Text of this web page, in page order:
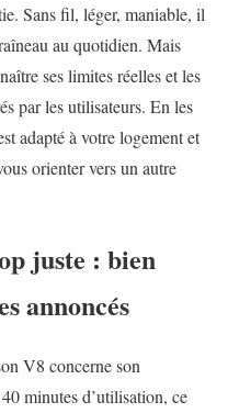
Sans fil, léger, maniable, il
au quotidien. Mais
ses limites réelles et les
par les utilisateurs. En les
adapté à votre logement et
orienter vers un autre
juste : bien
annoncés
V8 concerne son
minutes d’utilisation, ce